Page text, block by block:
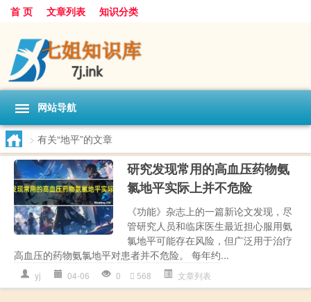
首 页 文章列表 知识分类
网站导航
> 有关“地平”的文章
研究发现常用的高血压药物氨
氯地平实际上并不危险
《功能》杂志上的一篇新论文发现，尽
管研究人员和临床医生最近担心服用氨
氯地平可能存在风险，但广泛用于治疗
高血压的药物氨氯地平对患者并不危险。 每年约...
yj 04-06 0 568 文章列表